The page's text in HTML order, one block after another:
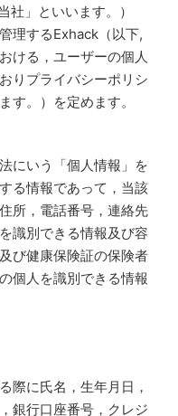
」といいます。）
理するExhack（以下,
ける，ユーザーの個人
りプライバシーポリシ
す。）を定めます。
にいう「個人情報」を
る情報であって，当該
所，電話番号，連絡先
識別できる情報及び容
び健康保険証の保険者
個人を識別できる情報
際に氏名，生年月日，
銀行口座番号，クレジ